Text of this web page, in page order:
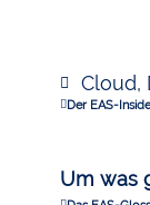
Cloud,
Der EAS-
Um was